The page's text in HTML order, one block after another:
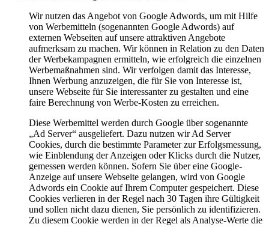
Wir nutzen das Angebot von Google Adwords, um mit Hilfe
von Werbemitteln (sogenannten Google Adwords) auf
externen Webseiten auf unsere attraktiven Angebote
aufmerksam zu machen. Wir können in Relation zu den Daten
der Werbekampagnen ermitteln, wie erfolgreich die einzelnen
Werbemaßnahmen sind. Wir verfolgen damit das Interesse,
Ihnen Werbung anzuzeigen, die für Sie von Interesse ist,
unsere Webseite für Sie interessanter zu gestalten und eine
faire Berechnung von Werbe-Kosten zu erreichen.
Diese Werbemittel werden durch Google über sogenannte
„Ad Server“ ausgeliefert. Dazu nutzen wir Ad Server
Cookies, durch die bestimmte Parameter zur Erfolgsmessung,
wie Einblendung der Anzeigen oder Klicks durch die Nutzer,
gemessen werden können. Sofern Sie über eine Google-
Anzeige auf unsere Webseite gelangen, wird von Google
Adwords ein Cookie auf Ihrem Computer gespeichert. Diese
Cookies verlieren in der Regel nach 30 Tagen ihre Gültigkeit
und sollen nicht dazu dienen, Sie persönlich zu identifizieren.
Zu diesem Cookie werden in der Regel als Analyse-Werte die